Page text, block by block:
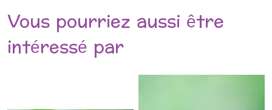
Vous pourriez aussi être
intéressé par